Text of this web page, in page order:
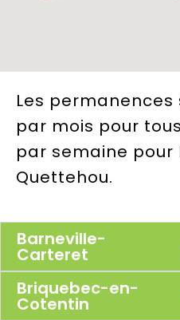
Les permanences
par mois pour
par semaine pour
Quettehou.
Barneville-
Carteret
Briquebec-en-
Cotentin